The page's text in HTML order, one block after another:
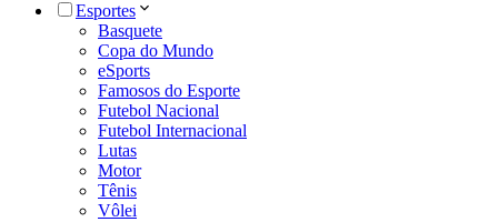
Esportes
Basquete
Copa do Mundo
eSports
Famosos do Esporte
Futebol Nacional
Futebol Internacional
Lutas
Motor
Tênis
Vôlei